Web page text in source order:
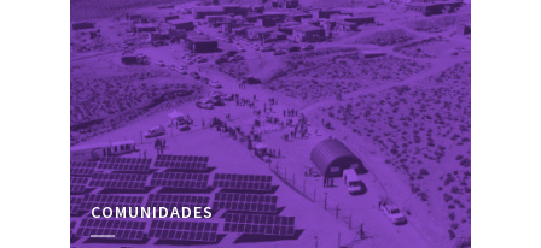
COMUNIDADES